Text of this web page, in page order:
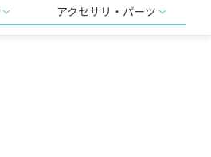
アクセサリ・パーツ